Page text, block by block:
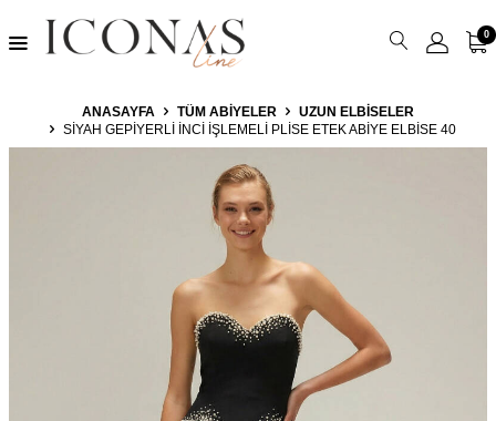
0
ANASAYFA TÜM ABIYELER
UZUN ELBISELER
SIYAH GEPIYERLI İNCI İŞLEMELI PLISE ETEK ABIYE ELBISE 40